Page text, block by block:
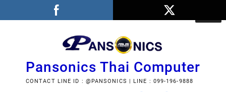
Pansonics Thai Computer
CONTACT LINE ID : @PANSONICS | LINE : 099-196-9888